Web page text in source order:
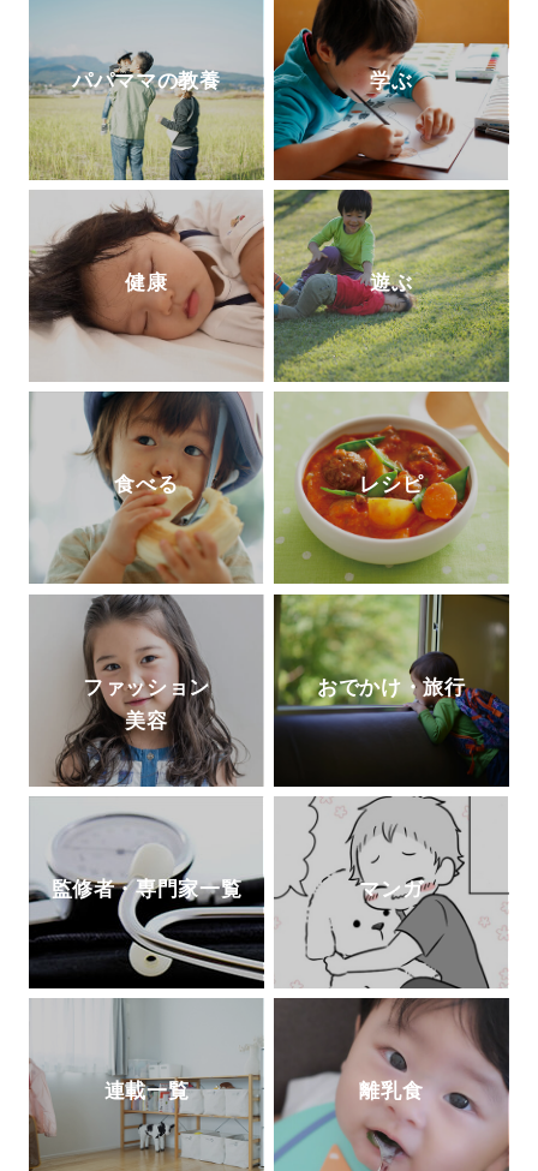
で授業や講演を公開して注目を集めてい
http://kageyamahideo.com/
パパママの教養 学ぶ
健康 遊ぶ
食べる レシピ
ファッション
美容
おでかけ・旅行
監修者・専門家一覧 マンガ
連載一覧 離乳食